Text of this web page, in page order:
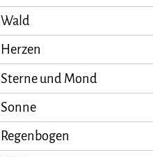
Wald
Herzen
Sterne und Mond
Sonne
Regenbogen